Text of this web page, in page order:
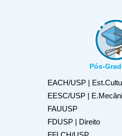
Pós-
EACH/USP |
EESC/USP |
FAUUSP
FDUSP | Direito